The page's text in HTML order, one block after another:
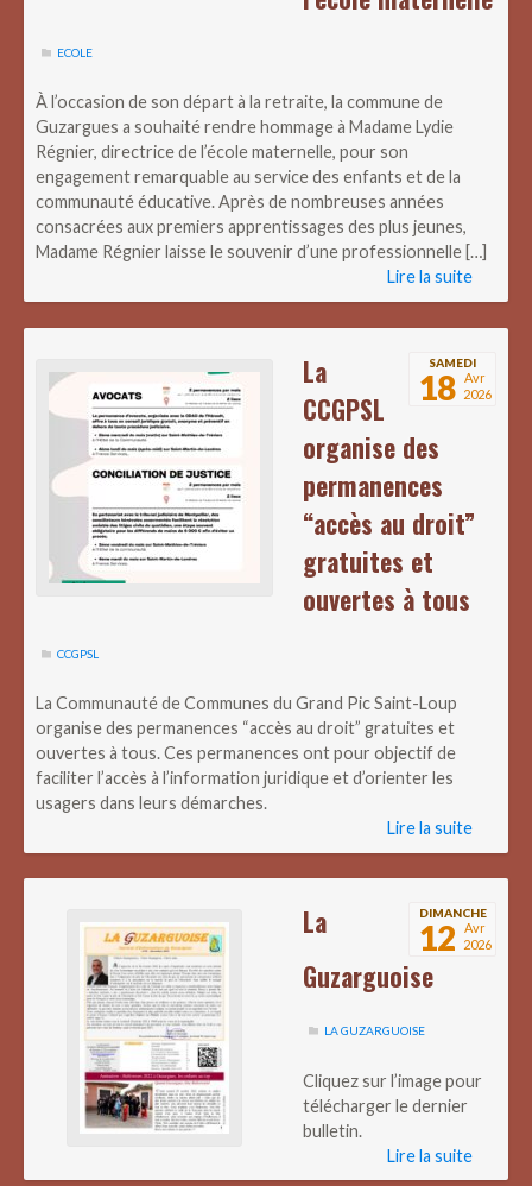
ECOLE
À l’occasion de son départ à la retraite, la commune de
Guzargues a souhaité rendre hommage à Madame Lydie
Régnier, directrice de l’école maternelle, pour son
engagement remarquable au service des enfants et de la
communauté éducative. Après de nombreuses années
consacrées aux premiers apprentissages des plus jeunes,
Madame Régnier laisse le souvenir d’une professionnelle […]
Lire la suite
SAMEDI
18
Avr
2026
La
CCGPSL
organise des
permanences
“accès au droit”
gratuites et
ouvertes à tous
CCGPSL
La Communauté de Communes du Grand Pic Saint-Loup
organise des permanences “accès au droit” gratuites et
ouvertes à tous. Ces permanences ont pour objectif de
faciliter l’accès à l’information juridique et d’orienter les
usagers dans leurs démarches.
Lire la suite
DIMANCHE
12
Avr
2026
La
Guzarguoise
LA GUZARGUOISE
Cliquez sur l’image pour
télécharger le dernier
bulletin.
Lire la suite